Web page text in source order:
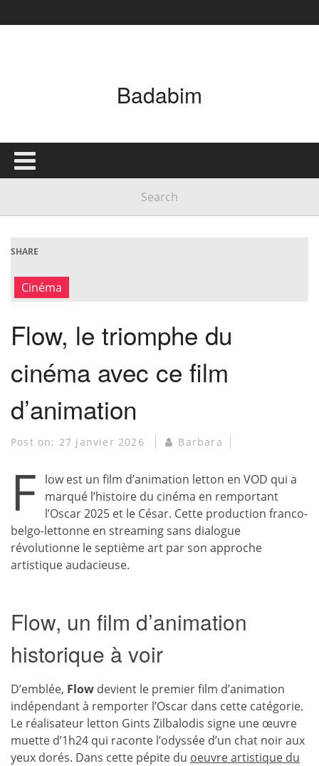
Badabim
SHARE
Cinéma
Flow, le triomphe du
cinéma avec ce film
d’animation
Post on: 27 janvier 2026 Barbara
F
low est un film d’animation letton en VOD qui a
marqué l’histoire du cinéma en remportant
l’Oscar 2025 et le César. Cette production franco-
belgo-lettonne en streaming sans dialogue
révolutionne le septième art par son approche
artistique audacieuse.
Flow, un film d’animation
historique à voir
D’emblée, Flow devient le premier film d’animation
indépendant à remporter l’Oscar dans cette catégorie.
Le réalisateur letton Gints Zilbalodis signe une œuvre
muette d’1h24 qui raconte l’odyssée d’un chat noir aux
yeux dorés. Dans cette pépite du oeuvre artistique du